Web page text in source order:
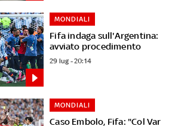
Fifa indaga sull'Argentina:
avviato procedimento
MONDIALI
29 lug - 20:14
Caso Embolo, Fifa: "Col Var
MONDIALI